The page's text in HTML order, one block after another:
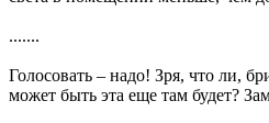
.......
Голосовать – надо! Зря, что ли,
может быть эта еще там будет?